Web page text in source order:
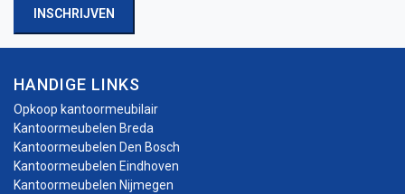
INSCHRIJVEN
HANDIGE LINKS
Opkoop kantoormeubilair
Kantoormeubelen Breda
Kantoormeubelen Den Bosch
Kantoormeubelen Eindhoven
Kantoormeubelen Nijmegen